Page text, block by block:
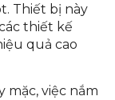
Thiết bị này
thiết kế
quả cao
mặc, việc nắm